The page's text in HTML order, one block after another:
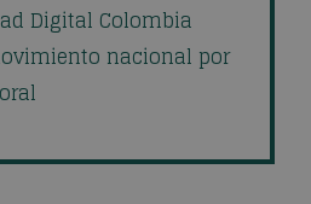
Digital Colombia
nacional por